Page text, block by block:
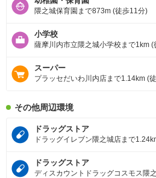
隈之城保育園まで873m (徒歩11分)
小学校
薩摩川内市立隈之城小学校まで1km (
スーパー
プラッセだいわ川内店まで1.14km (
その他周辺環境
ドラッグストア
ドラッグイレブン隈之城店まで
ドラッグストア
ディスカウントドラッグコスモス隈